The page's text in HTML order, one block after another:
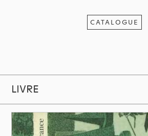
CATALOGUE
LIVRE